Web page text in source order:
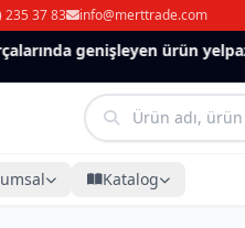
235 37 83 info@merttrade.com
genişleyen ürün
Katalog